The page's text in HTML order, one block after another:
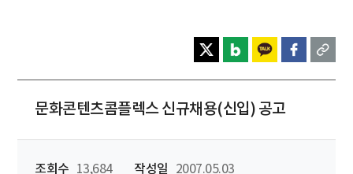
문화콘텐츠콤플렉스 신규채용(신입) 공고
조회수 13,684 작성일 2007.05.03